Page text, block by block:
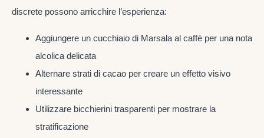
discrete possono arricchire l’esperienza:
Aggiungere un cucchiaio di Marsala al caffè per una nota
alcolica delicata
Alternare strati di cacao per creare un effetto visivo
interessante
Utilizzare bicchierini trasparenti per mostrare la
stratificazione